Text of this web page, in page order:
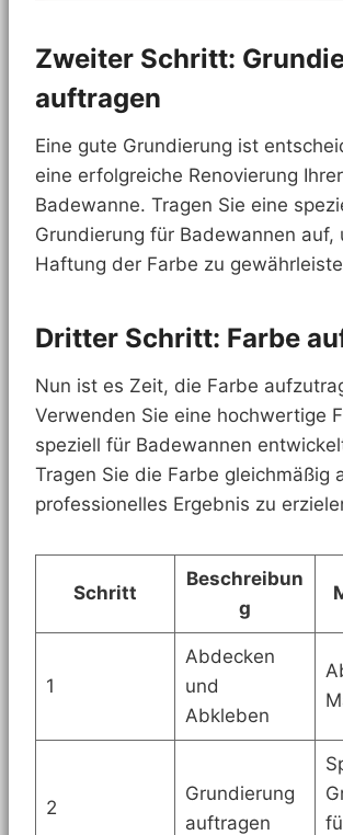
Zweiter Schritt:
auftragen
Eine gute Grundierung ist
eine erfolgreiche Renovierung Ihrer
Badewanne. Tragen Sie eine
Grundierung für Badewannen auf,
Haftung der Farbe zu
Dritter Schritt: Farbe
Nun ist es Zeit, die Farbe
Verwenden Sie eine hochwertige
speziell für Badewannen
Tragen Sie die Farbe gleichmäßig
professionelles Ergebnis zu
Schritt
Beschreibun
g
1
Abdecken
und
Abkleben
2
Grundierung
auftragen